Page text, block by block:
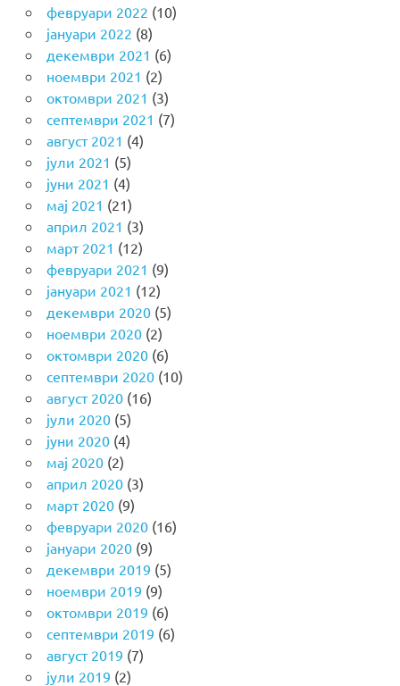
февруари 2022 (10)
јануари 2022 (8)
декември 2021 (6)
ноември 2021 (2)
октомври 2021 (3)
септември 2021 (7)
август 2021 (4)
јули 2021 (5)
јуни 2021 (4)
мај 2021 (21)
април 2021 (3)
март 2021 (12)
февруари 2021 (9)
јануари 2021 (12)
декември 2020(5)
ноември 2020(2)
октомври 2020(6)
септември 2020(10)
август 2020(16)
јули 2020(5)
јуни 2020(4)
мај 2020(2)
април 2020(3)
март 2020(9)
февруари 2020(16)
јануари 2020(9)
декември 2019 (5)
ноември 2019 (9)
октомври 2019 (6)
септември 2019 (6)
август 2019 (7)
јули 2019 (2)